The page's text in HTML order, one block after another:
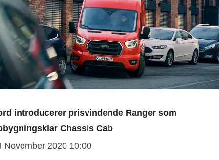
introducerer prisvindende Ranger som
Chassis Cab
November 2020 10:00